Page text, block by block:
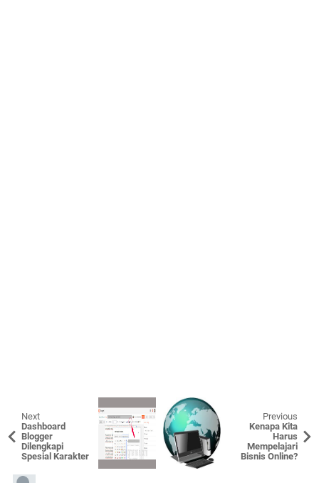
Next
Dashboard
Blogger
Dilengkapi
Spesial Karakter
Previous
Kenapa Kita
Harus
Mempelajari
Bisnis Online?